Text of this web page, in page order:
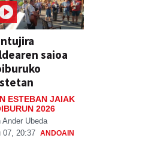
saioa
ESTEBAN JAIAK
2026
Ander Ubeda
07, 20:37 ANDOAIN